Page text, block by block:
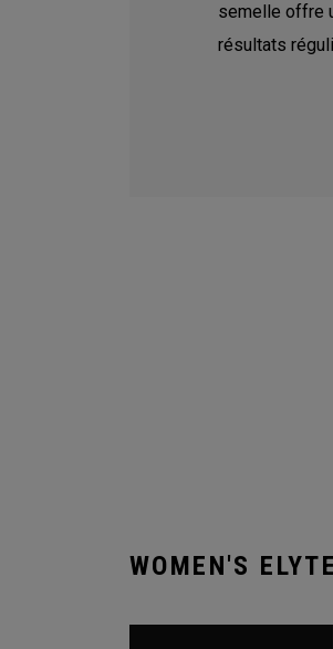
semelle offre
résultats
WOMEN'S